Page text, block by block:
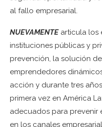
al fallo empresarial.
NUEVAMENTEarticula los
instituciones públicas y
prevención, la solución
emprendedores
acción y durante tres
primera vez en América
adecuados para prevenir
en los canales